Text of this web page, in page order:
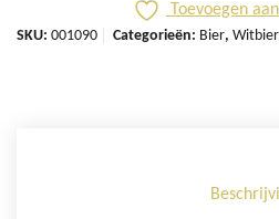
Toevoegen
SKU: 001090 Categorieën: Bier,